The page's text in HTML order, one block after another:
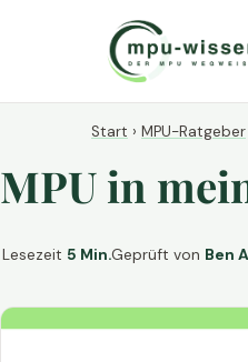
Start › MPU-Ratgeber
MPU in
Lesezeit 5 Min.Geprüft von Ben